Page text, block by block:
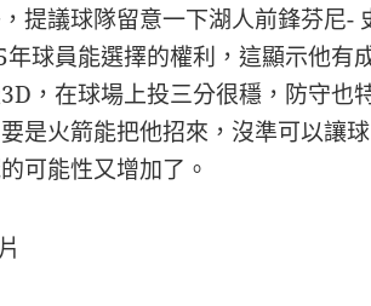
提議球隊留意一下湖人前鋒芬尼-
年球員能選擇的權利，這顯示他有
，在球場上投三分很穩，防守也
是火箭能把他招來，沒準可以讓
可能性又增加了。